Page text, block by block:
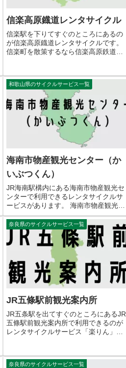
信楽高原鐡道レンタサイクル
信楽駅を下りてすぐのところにあるの
が信楽高原鐡道レンタサイクルです。
信楽町を散策するなら信楽高原鉄道レ
交通アクセス 住所 〒529-1851 滋賀県
甲賀市信楽町長野１９...
和歌山県のサイクルサービス一覧
海南市物産観光センター（か
いぶつくん）
JR海南駅構内にある海南市物産観光セ
ンターで利用できるレンタサイクルサ
ービスがあります。 海南市物産観光セ
ンターでは海南市内の特産品や手作り
の雑貨で観光される皆様の御来訪をお
まちしております。 海南市物産観光セ
ンター(かいぶつくん)の交通ア...
奈良県のサイクルサービス一覧
JR五條駅前観光案内所
JR五条駅を出てすぐのところにあるJR
五條駅前観光案内所で利用できるのが
レンタサイクルサービス「楽りん」で
恵３丁目５−８ ▷GoogleMapに登録す
奈良県のサイクルサービス一覧